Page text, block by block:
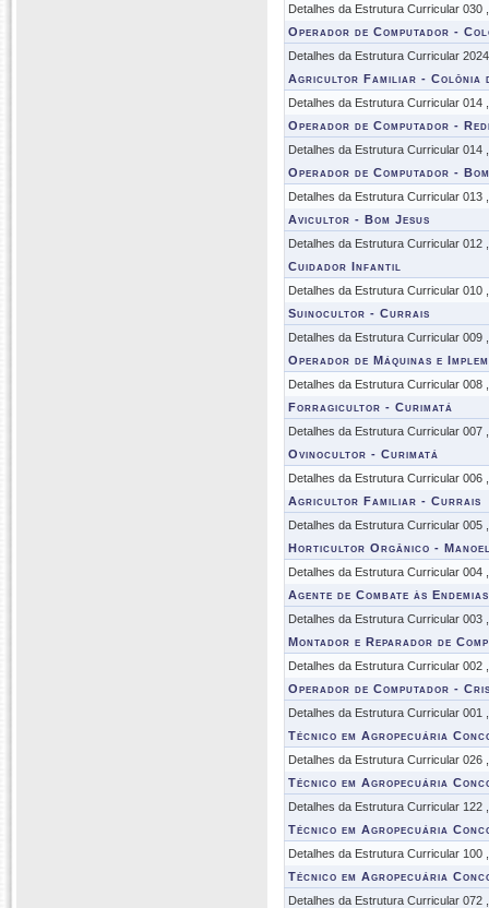
Detalhes da Estrutura Curricular 030
Operador de Computador -
Detalhes da Estrutura Curricular
Agricultor Familiar - Colônia
Detalhes da Estrutura Curricular 014
Operador de Computador -
Detalhes da Estrutura Curricular 014
Operador de Computador -
Detalhes da Estrutura Curricular 013
Avicultor - Bom Jesus
Detalhes da Estrutura Curricular 012
Cuidador Infantil
Detalhes da Estrutura Curricular 010
Suinocultor - Currais
Detalhes da Estrutura Curricular 009
Operador de Máquinas e
Detalhes da Estrutura Curricular 008
Forragicultor - Curimatá
Detalhes da Estrutura Curricular 007
Ovinocultor - Curimatá
Detalhes da Estrutura Curricular 006
Agricultor Familiar - Currais
Detalhes da Estrutura Curricular 005
Horticultor Orgânico - Manoel
Detalhes da Estrutura Curricular 004
Agente de Combate às
Detalhes da Estrutura Curricular 003
Montador e Reparador de
Detalhes da Estrutura Curricular 002
Operador de Computador -
Detalhes da Estrutura Curricular 001
Técnico em Agropecuária
Detalhes da Estrutura Curricular 026
Técnico em Agropecuária
Detalhes da Estrutura Curricular 122
Técnico em Agropecuária
Detalhes da Estrutura Curricular 100
Técnico em Agropecuária
Detalhes da Estrutura Curricular 072